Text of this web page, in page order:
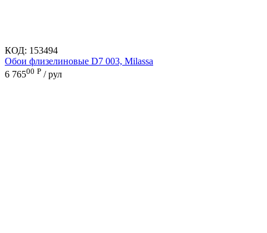
КОД: 153494
Обои флизелиновые D7 003, Milassa
6 76500 Р / рул